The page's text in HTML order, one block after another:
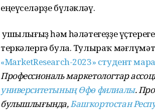
еңеүселәрҙе бүләкләү.
Ҡушылығыҙ һәм һәләтегеҙҙе
теркәлергә була. Тулыраҡ
«MarketResearch-2023» студент
Профессиональ маркетологтар
университетының Өфө филиалы.
булышлығында,Башҡортостан